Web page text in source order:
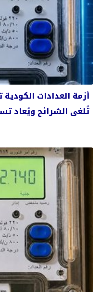
أزمة العدادات
تُلغى الشرائح ويُعاد